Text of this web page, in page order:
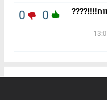
0
0